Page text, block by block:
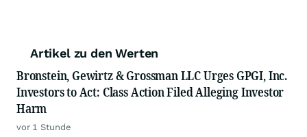
Artikel zu den Werten
Bronstein, Gewirtz & Grossman LLC Urges GPGI, Inc.
Investors to Act: Class Action Filed Alleging Investor
Harm
vor 1 Stunde